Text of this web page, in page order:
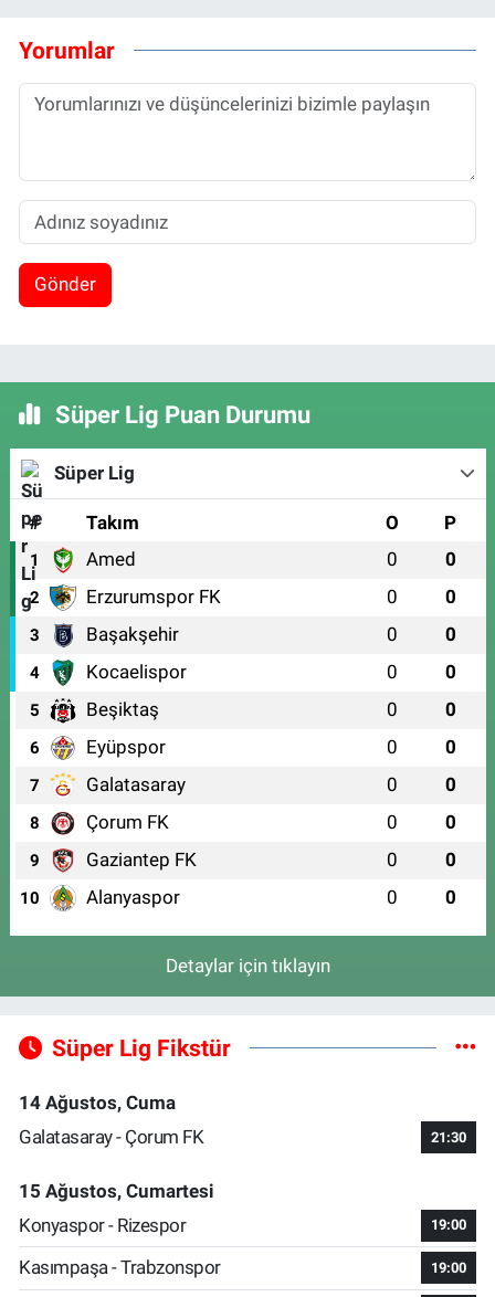
Yorumlar
Gönder
Süper Lig Puan Durumu
Süper Lig
# Takım O P
1 Amed 0 0
2 Erzurumspor FK 0 0
3 Başakşehir 0 0
4 Kocaelispor 0 0
5 Beşiktaş 0 0
6 Eyüpspor 0 0
7 Galatasaray 0 0
8 Çorum FK 0 0
9 Gaziantep FK 0 0
10 Alanyaspor 0 0
Detaylar için tıklayın
Süper Lig Fikstür
14 Ağustos, Cuma
Galatasaray - Çorum FK
21:30
15 Ağustos, Cumartesi
Konyaspor - Rizespor
19:00
Kasımpaşa - Trabzonspor 19:00